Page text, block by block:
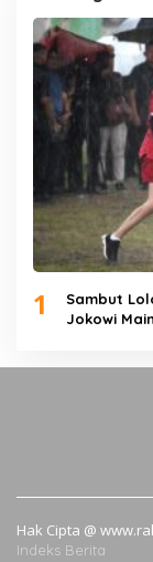
1
Sambut
Jokowi
Hak Cipta @
Indeks Berita